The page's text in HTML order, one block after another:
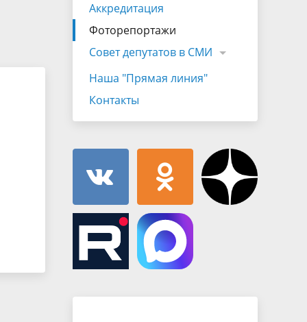
Муниципальная служба
Объявления
гражданами
имуществе, обязательствах
имущественного характера
Информационные материалы
Аккредитация
Фоторепортажи
Совет депутатов в СМИ
Наша "Прямая линия"
Контакты